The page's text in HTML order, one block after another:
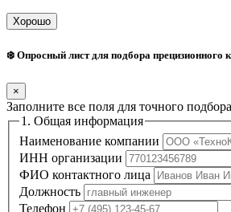
Хорошо
❄️ Опросный лист для подбора прецизионного
×
Заполните все поля для точного
1. Общая информация
Наименование компании
ИНН организации
ФИО контактного лица
Должность
Телефон